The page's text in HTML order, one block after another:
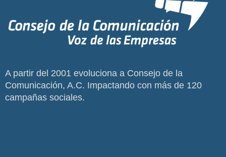
A partir del 2001 evoluciona a Consejo de la
Comunicación, A.C. Impactando con más de 120
campañas sociales.